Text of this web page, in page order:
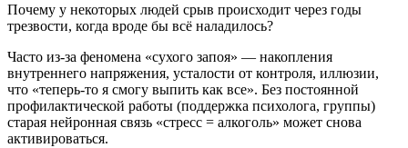
Почему у некоторых людей срыв происходит через годы
трезвости, когда вроде бы всё наладилось?
Часто из-за феномена «сухого запоя» — накопления
внутреннего напряжения, усталости от контроля, иллюзии,
что «теперь-то я смогу выпить как все». Без постоянной
профилактической работы (поддержка психолога, группы)
старая нейронная связь «стресс = алкоголь» может снова
активироваться.